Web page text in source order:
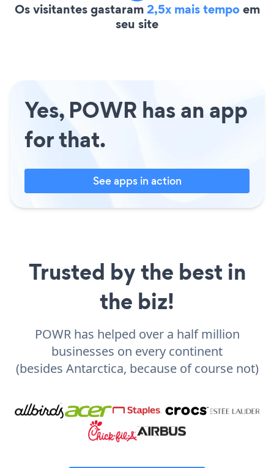
Os visitantes gastaram2,5x mais tempoem
seu site
Yes, POWR has an app
for that.
See apps in action
Trusted by the best in
the biz!
POWR has helped over a half million
businesses on every continent
(besides Antarctica, because of course not)